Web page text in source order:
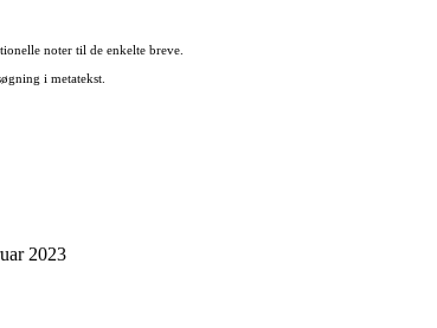
noter til de enkelte breve.
i metatekst.
2023